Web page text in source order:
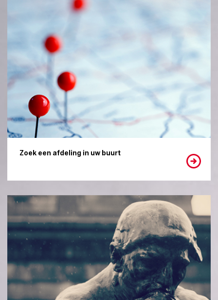
Zoek een afdeling in uw buurt